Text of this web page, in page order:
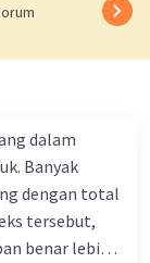
dalam
Banyak
dengan total
tersebut,
benar lebih